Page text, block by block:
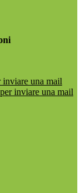
una mail
inviare una mail